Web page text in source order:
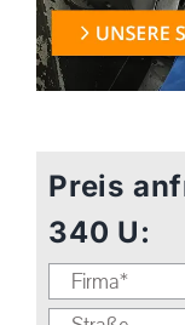
Preis
340 U: